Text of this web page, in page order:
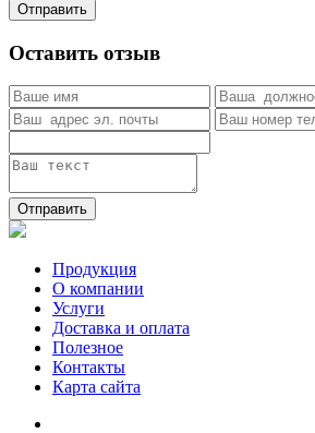
Отправить
Оставить отзыв
Отправить
Продукция
О компании
Услуги
Доставка и оплата
Полезное
Контакты
Карта сайта